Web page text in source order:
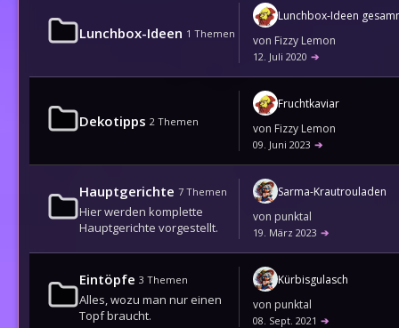
Lunchbox-Ideen 1 Themen von Fizzy Lemon
12. Juli 2020 ➔
Dekotipps 2 Themen
Fruchtkaviar
von Fizzy Lemon
09. Juni 2023 ➔
Hauptgerichte 7 Themen
Hier werden komplette
Hauptgerichte vorgestellt.
Sarma-Krautrouladen
von punktal
19. März 2023 ➔
Eintöpfe 3 Themen
Alles, wozu man nur einen
Topf braucht.
Kürbisgulasch
von punktal
08. Sept. 2021 ➔